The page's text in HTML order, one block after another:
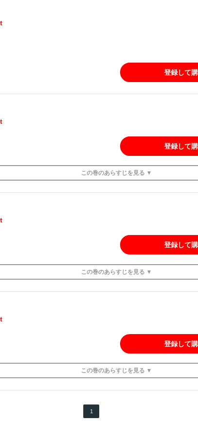
一回comic Berry’sマンガシナリオ大賞入賞作、期待のコミカラ
Fantasy Vol. 14・15・16・19・20に収録されています。重複
登録して
登録して
この巻のあらすじを 見る ▼
登録して
この巻のあらすじを 見る ▼
登録して
この巻のあらすじを 見る ▼
1